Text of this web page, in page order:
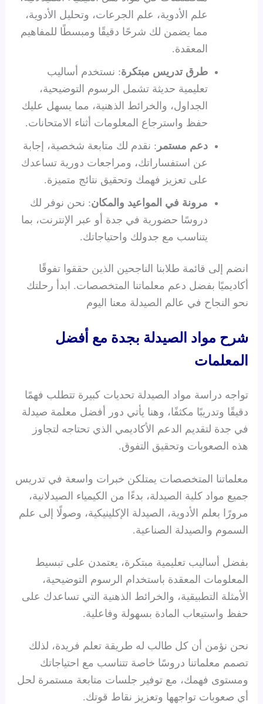
علم الأدوية، علم الجرعات، وتحليل الأدوية،
مما يضمن لك شرحًا دقيقًا ومبسطًا للمفاهيم
المعقدة.
طرق تدريس مبتكرة: نستخدم أساليب
تعليمية حديثة تشمل الرسوم التوضيحية،
الجداول، والخرائط الذهنية، مما يسهل عليك
حفظ واسترجاع المعلومات أثناء الامتحانات.
دعم مستمر : نقدم لك متابعة شخصية، إجابة
عن استفساراتك، ومراجعات دورية تساعدك
على تعزيز فهمك وتحقيق نتائج متميزة.
مرونة في المواعيد والمكان: نحن نوفر لك
دروسًا حضورية في جدة أو عبر الإنترنت، بما
يتناسب مع جدولك واحتياجاتك.
انضم إلى قائمة طلابنا الناجحين الذين حققوا تفوقًا
أكاديميًا بفضل دعم معلماتنا المتخصصات. ابدأ رحلتك
نحو النجاح في عالم الصيدلة معنا اليوم
شرح مواد الصيدلة بجدة مع أفضل
المعلمات
تواجه دراسة مواد الصيدلة تحديات كبيرة تتطلب فهمًا
دقيقًا وتدريبًا مكثفًا، وهنا يأتي دور أفضل معلمة صيدلة
في جدة لتقديم الدعم الأكاديمي الذي تحتاجه لتجاوز
هذه الصعوبات وتحقيق التفوق.
معلماتنا المتخصصات يمتلكن خبرات واسعة في تدريس
جميع مواد كلية الصيدلة، بدءًا من الكيمياء الصيدلانية،
مرورًا بعلم الأدوية، الصيدلة الإكلينيكية، وصولًا إلى علم
السموم والصيدلة الصناعية.
بفضل أساليب تعليمية مبتكرة، يعتمدن على تبسيط
المعلومات المعقدة باستخدام الرسوم التوضيحية،
الأمثلة التطبيقية، والخرائط الذهنية التي تساعدك على
حفظ واستيعاب المادة بسهولة وفاعلية.
نحن نؤمن أن كل طالب له طريقة تعلم فريدة، لذلك
تصمم معلماتنا دروسًا خاصة تتناسب مع احتياجاتك
ومستوى فهمك، مع توفير جلسات متابعة مستمرة لحل
أي صعوبات تواجهها وتعزيز نقاط قوتك.